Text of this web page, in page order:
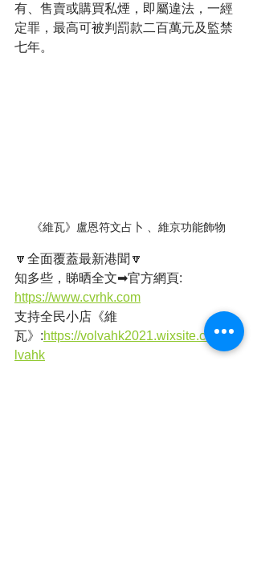
有、售賣或購買私煙，即屬違法，一經
定罪，最高可被判罰款二百萬元及監禁
七年。
《維瓦》盧恩符文占卜 、維京功能飾物
🔽全面覆蓋最新港聞🔽
知多些，睇晒全文➡官方網頁:
https://www.cvrhk.com
支持全民小店《維
瓦》:https://volvahk2021.wixsite.com/vo
lvahk